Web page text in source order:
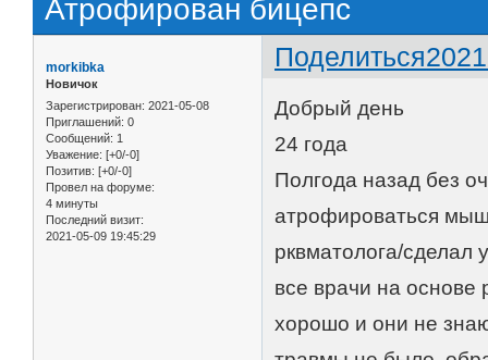
Атрофирован бицепс
Поделиться
morkibka
Новичок
Зарегистрирован: 2021-05-08
Приглашений: 0
Сообщений: 1
Уважение: [+0/-0]
Позитив: [+0/-0]
Провел на форуме:
4 минуты
Последний визит:
2021-05-09 19:45:29
Добрый день
24 года
Полгода назад без
атрофироваться
рквматолога/сделал
все врачи на основе
хорошо и они не